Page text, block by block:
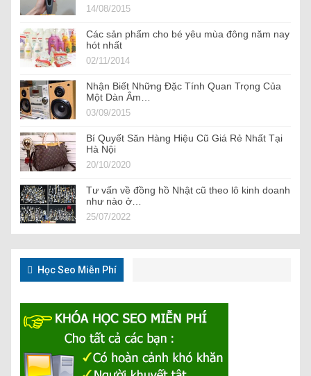
14/08/2015
Các sản phẩm cho bé yêu mùa đông năm nay
hót nhất
02/11/2014
Nhận Biết Những Đặc Tính Quan Trọng Của
Một Dàn Âm…
03/09/2015
Bí Quyết Săn Hàng Hiệu Cũ Giá Rẻ Nhất Tại
Hà Nội
20/10/2020
Tư vấn về đồng hồ Nhật cũ theo lô kinh doanh
như nào ở…
25/07/2022
Học Seo Miễn Phí